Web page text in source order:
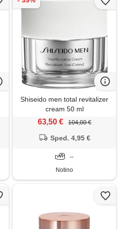
Shiseido men total revitalizer
cream 50 ml
63,50 € 104,00 €
Sped. 4,95 €
--
Notino